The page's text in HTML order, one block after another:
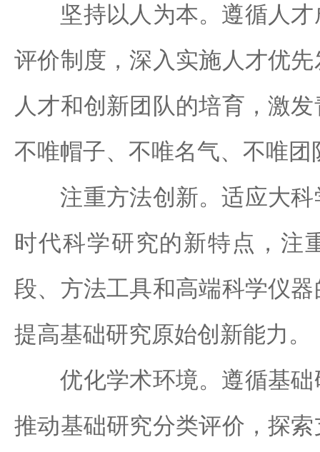
坚持以人为本。遵循人才
评价制度，深入实施人才优
人才和创新团队的培育，激
不唯帽子、不唯名气、不唯团
注重方法创新。适应大科
时代科学研究的新特点，注
段、方法工具和高端科学仪
提高基础研究原始创新能力。
优化学术环境。遵循基础
推动基础研究分类评价，探